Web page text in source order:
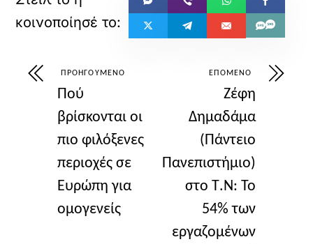
ΠΡΟΗΓΟΎΜΕΝΟ
Πού
βρίσκονται οι
πιο φιλόξενες
περιοχές σε
Ευρώπη για
ομογενείς
ΕΠΌΜΕΝΟ
Ζέφη
Δημαδάμα
(Πάντειο
Πανεπιστήμιο)
στο Τ.Ν: Το
54% των
εργαζομένων